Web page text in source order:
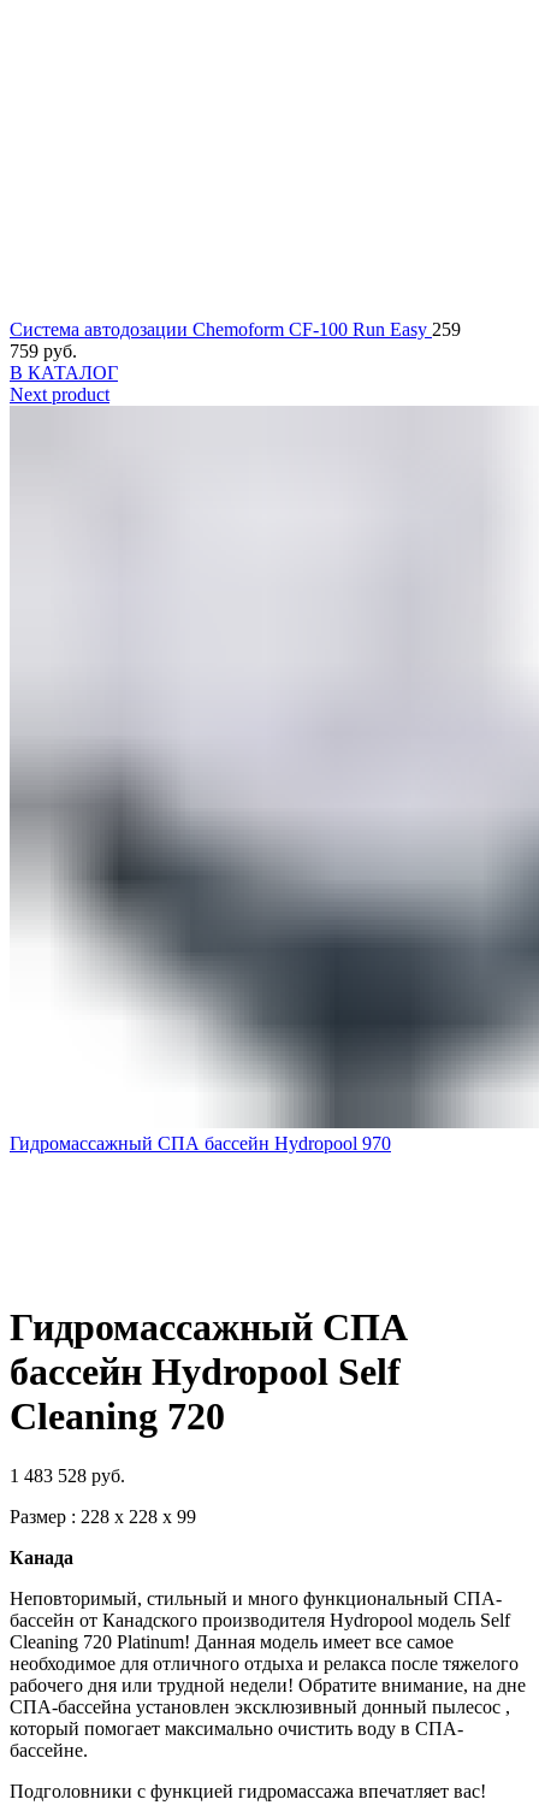
Система автодозации Chemoform CF-100 Run Easy 259
759 руб.
В КАТАЛОГ
Next product
Гидромассажный СПА бассейн Hydropool 970
Гидромассажный СПА
бассейн Hydropool Self
Cleaning 720
1 483 528 руб.
Размер : 228 х 228 х 99
Канада
Неповторимый, стильный и много функциональный СПА-
бассейн от Канадского производителя Hydropool модель Self
Cleaning 720 Platinum! Данная модель имеет все самое
необходимое для отличного отдыха и релакса после тяжелого
рабочего дня или трудной недели! Обратите внимание, на дне
СПА-бассейна установлен эксклюзивный донный пылесос ,
который помогает максимально очистить воду в СПА-
бассейне.
Подголовники с функцией гидромассажа впечатляет вас!